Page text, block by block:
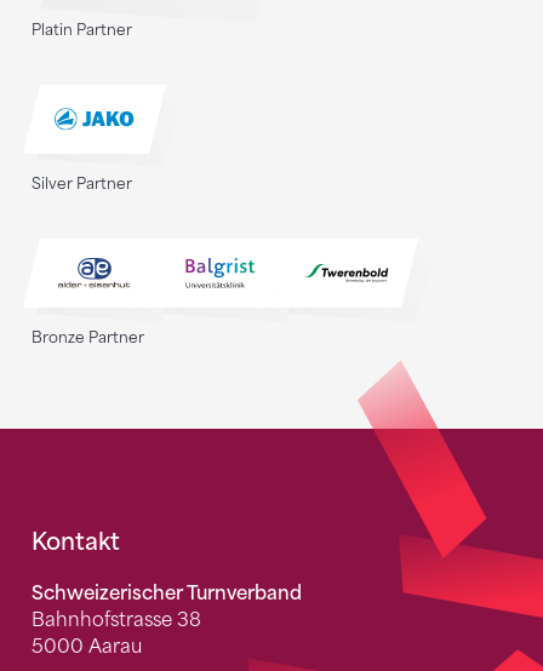
Platin Partner
Silver Partner
Bronze Partner
Fusszeile
Kontakt
Schweizerischer Turnverband
Bahnhofstrasse 38
5000 Aarau